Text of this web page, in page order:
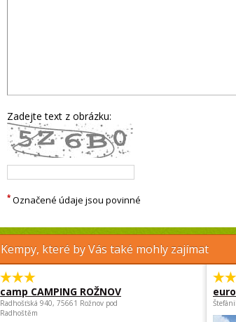
Zadejte text z obrázku:
* Označené údaje jsou povinné
Kempy, které by Vás také mohly zajímat
camp CAMPING ROŽNOV
Radhošťská 940, 75661 Rožnov pod
Radhoštěm